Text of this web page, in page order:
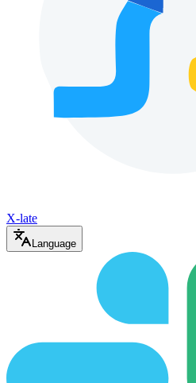
X-late
Language